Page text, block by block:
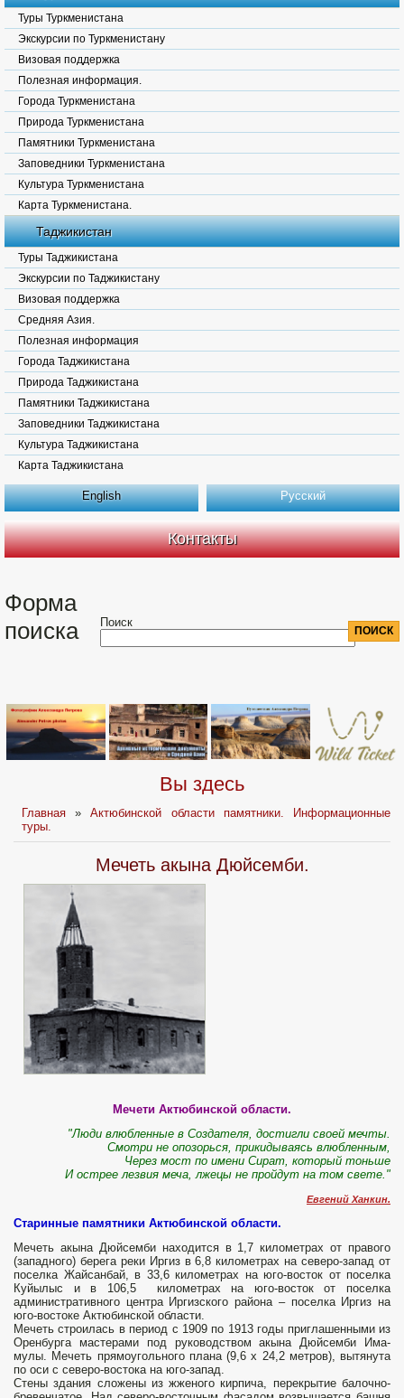
Туры Туркменистана
Экскурсии по Туркменистану
Визовая поддержка
Полезная информация.
Города Туркменистана
Природа Туркменистана
Памятники Туркменистана
Заповедники Туркменистана
Культура Туркменистана
Карта Туркменистана.
Таджикистан
Туры Таджикистана
Экскурсии по Таджикистану
Визовая поддержка
Средняя Азия.
Полезная информация
Города Таджикистана
Природа Таджикистана
Памятники Таджикистана
Заповедники Таджикистана
Культура Таджикистана
Карта Таджикистана
English Русский
Контакты
Форма
поиска
Поиск
Вы здесь
Главная »Актюбинской области памятники. Информационные
туры.
Мечеть акына Дюйсемби.
Мечети Актюбинской области.
"Люди влюбленные в Создателя, достигли своей мечты.
Смотри не опозорься, прикидываясь влюбленным,
Через мост по имени Сират, который тоньше
И острее лезвия меча, лжецы не пройдут на том свете."
Евгений Ханкин.
Старинные памятники Актюбинской области.
Мечеть акына Дюйсемби находится в 1,7 километрах от правого
(западного) берега реки Иргиз в 6,8 километрах на северо-запад от
поселка Жайсанбай, в 33,6 километрах на юго-восток от поселка
Куйылыс и в 106,5 километрах на юго-восток от поселка
административного центра Иргизского района – поселка Иргиз на
юго-востоке Актюбинской области.
Мечеть строилась в период с 1909 по 1913 годы приглашенными из
Оренбурга мастерами под руководством акына Дюйсемби Има-
мулы. Мечеть прямоугольного плана (9,6 x 24,2 метров), вытянута
по оси с се­веро-востока на юго-запад.
Стены здания сложены из жженого кир­пича, перекрытие балочно-